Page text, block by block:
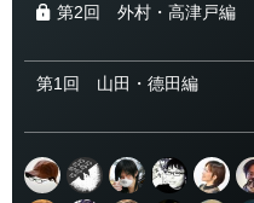
第2回 外村・高津戸編
第1回 山田・德田編